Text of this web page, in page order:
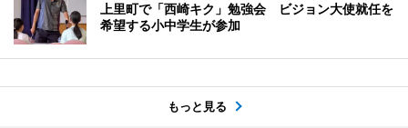
上里町で「西崎キク」勉強会 ビジョン大使就任を
希望する小中学生が参加
もっと見る